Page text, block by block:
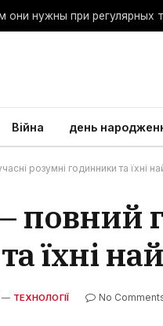
они нужны при регулярных
Війна день
розумні годинники та їхні
повний
їхні
ТЕХНОЛОГІЇ No